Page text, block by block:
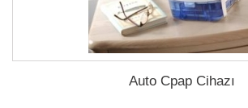
Auto Cpap Cihazı